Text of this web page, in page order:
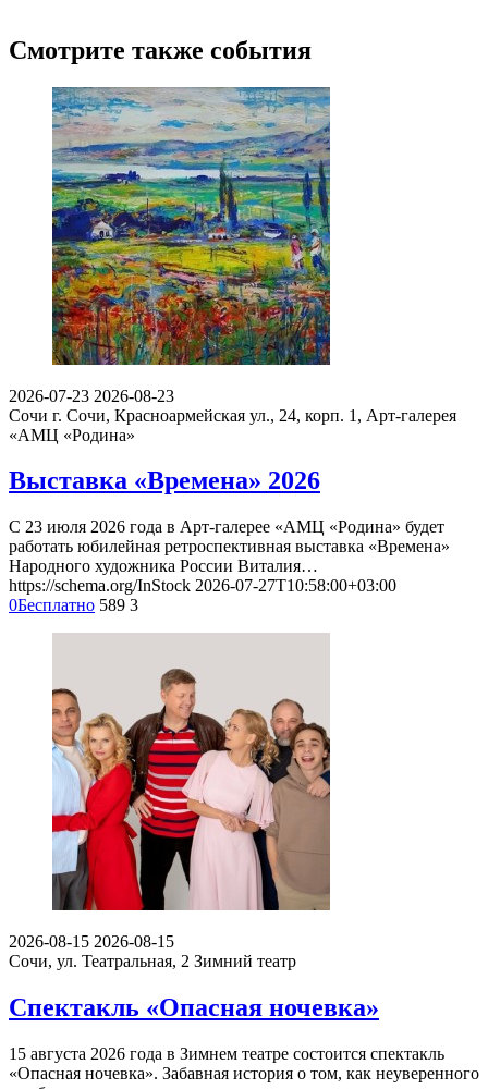
Смотрите также события
2026-07-23 2026-08-23
Сочи г. Сочи, Красноармейская ул., 24, корп. 1, Арт-галерея
«АМЦ «Родина»
Выставка «Времена» 2026
С 23 июля 2026 года в Арт-галерее «АМЦ «Родина» будет
работать юбилейная ретроспективная выставка «Времена»
Народного художника России Виталия…
https://schema.org/InStock 2026-07-27T10:58:00+03:00
0Бесплатно 589 3
2026-08-15 2026-08-15
Сочи, ул. Театральная, 2 Зимний театр
Спектакль «Опасная ночевка»
15 августа 2026 года в Зимнем театре состоится спектакль
«Опасная ночевка». Забавная история о том, как неуверенного